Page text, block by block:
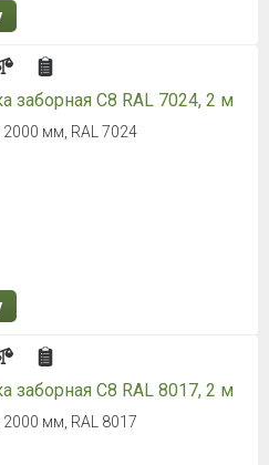
заборная С8 RAL 7024, 2 м
мм, RAL 7024
заборная С8 RAL 8017, 2 м
мм, RAL 8017